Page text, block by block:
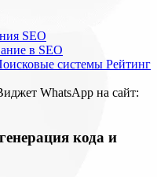
SEO
в SEO
системы Рейтинг
WhatsApp на сайт:
кода и